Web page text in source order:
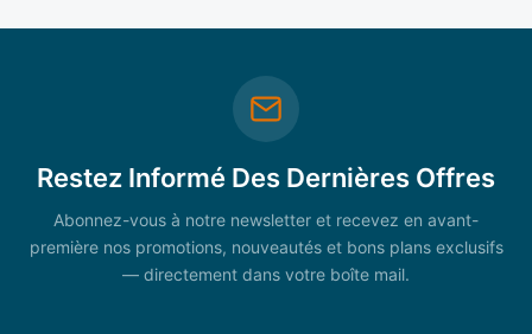
Restez Informé Des Dernières Offres
Abonnez-vous à notre newsletter et recevez en avant-
première nos promotions, nouveautés et bons plans exclusifs
— directement dans votre boîte mail.